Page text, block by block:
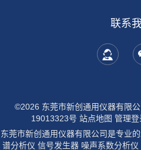
联系我
©2026 东莞市新创通用仪器有限
19013323号 站点地图 管理登
东莞市新创通用仪器有限公司是专业
谱分析仪 信号发生器 噪声系数分析